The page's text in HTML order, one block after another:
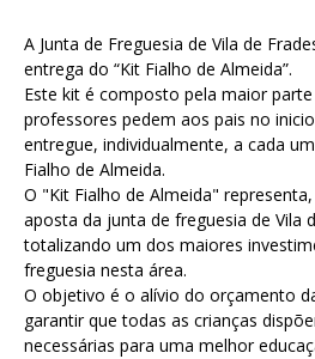
A Junta de Freguesia de Vila de
entrega do “Kit Fialho de Almeida”.
Este kit é composto pela maior
professores pedem aos pais no
entregue, individualmente, a cada
Fialho de Almeida.
O "Kit Fialho de Almeida"
aposta da junta de freguesia de Vila
totalizando um dos maiores
freguesia nesta área.
O objetivo é o alívio do orçamento
garantir que todas as crianças
necessárias para uma melhor